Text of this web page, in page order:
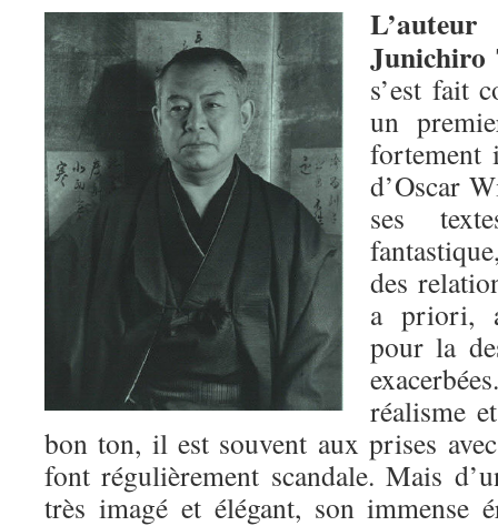
L’auteur
Junichiro
s’est fait
un
fortement
d’Oscar
ses
des
a priori,
pour la
réalisme
bon ton, il est souvent aux prises
font régulièrement scandale. Mais
très imagé et élégant, son immense